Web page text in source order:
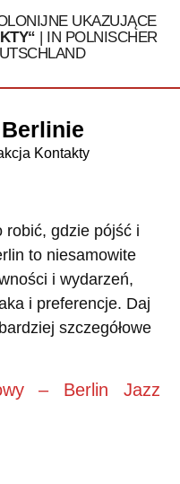
UKAZUJĄCE
| IN POLNISCHER
Tel. 030 / 324 16 32
Kontakty
robić, gdzie pójść i
to niesamowite
i wydarzeń,
i preferencje. Daj
szczegółowe
– Berlin Jazz